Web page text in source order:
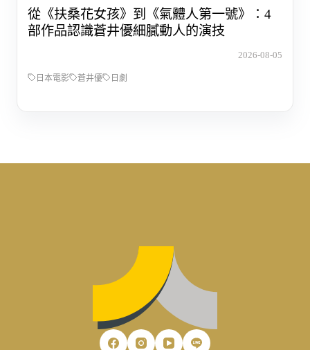
從《扶桑花女孩》到《氣體人第一號》：4
部作品認識蒼井優細膩動人的演技
2026-08-05
日本電影 蒼井優 日劇